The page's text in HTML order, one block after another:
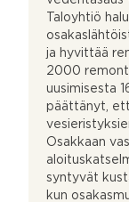
Taloyhtiö
ja hyvittää
2000
uusimisesta
päättänyt,
Osakkaan
syntyvät
kun